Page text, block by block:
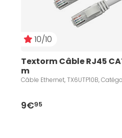
10/10
Textorm Câble RJ45
m
Câble Ethernet, TX6UTP10B,
9€95